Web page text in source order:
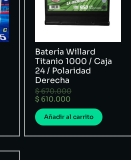
Batería Willard
Titanio 1000 / Caja
24 / Polaridad
Derecha
$670.000
$ 610.000
Añadir al carrito